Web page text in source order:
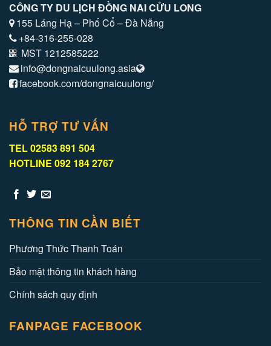
CÔNG TY DU LỊCH ĐỒNG NAI CỬU LONG
155 Láng Hạ – Phố Cổ – Đà Nẵng
+84-316-255-028
MST 1212585222
info@dongnaicuulong.asia
facebook.com/dongnaicuulong/
HỖ TRỢ TƯ VẤN
TEL 02583 891 504
HOTLINE 092 184 2767
THÔNG TIN CẦN BIẾT
Phương Thức Thanh Toán
Bảo mật thông tin khách hàng
Chính sách quy định
FANPAGE FACEBOOK